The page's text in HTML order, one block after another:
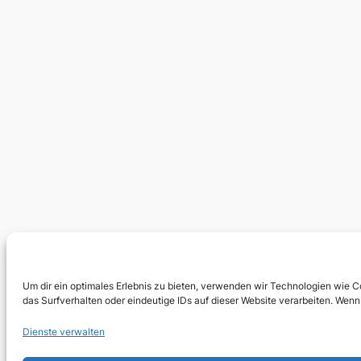
Um dir ein optimales Erlebnis zu bieten, verwenden wir Technologien wie
das Surfverhalten oder eindeutige IDs auf dieser Website verarbeiten.
Dienste verwalten